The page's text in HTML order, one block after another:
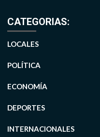
CATEGORIAS:
LOCALES
POLÍTICA
ECONOMÍA
DEPORTES
INTERNACIONALES